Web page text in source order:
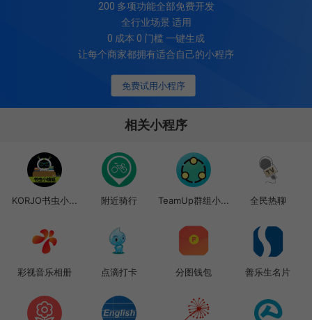
免费试用小程序
200 多项功能全部免费开发
全行业场景 适用
0 成本 0 门槛 一键生成
让每个商家都拥有适合自己的小程序
相关小程序
KORJO书虫小... 附近骑行 TeamUp群组小... 全民热聊
彩视音乐相册 点滴打卡 分图钱包 善乐生名片